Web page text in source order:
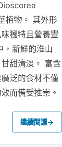
植物。 其外形
獨特且營養豐
，新鮮的淮山
甜清淡。 富含
泛的食材不僅
而備受推崇。
繼續閱讀→